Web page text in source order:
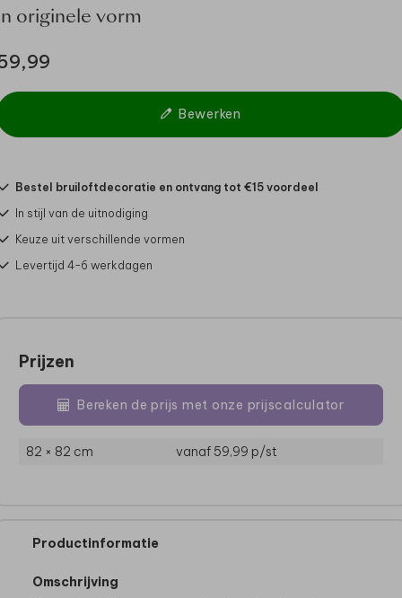
originele vorm
Bewerken
Bestel bruiloftdecoratie en ontvang tot €15 voordeel
In stijl van de uitnodiging
Keuze uit verschillende vormen
Levertijd 4-6 werkdagen
Prijzen
Bereken de prijs met onze prijscalculator
82 × 82 cm vanaf 59,99 p/st
Productinformatie
Omschrijving